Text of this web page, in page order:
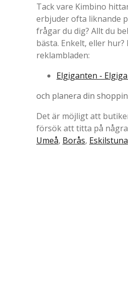
Tack vare Kimbino
erbjuder ofta liknande
frågar du dig? Allt du
bästa. Enkelt, eller
reklambladen:
Elgiganten -
och planera din
Det är möjligt att
försök att titta på
Umeå, Borås, Eskilstuna